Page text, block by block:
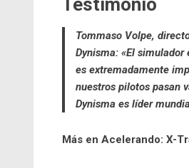
Testimonio
Tommaso Volpe,
Dynisma: «El
es extremadamente
nuestros pilotos pasan
Dynisma es líder
Más en Acelerando: X-